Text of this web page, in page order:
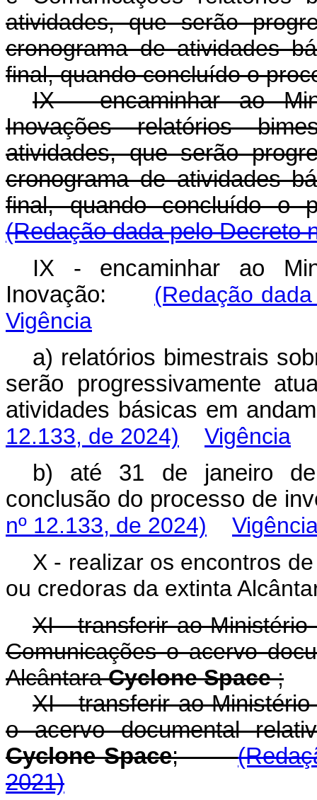
atividades, que serão
cronograma de atividades
final, quando concluído o
IX - encaminhar ao
Inovações relatórios
atividades, que serão
cronograma de atividades
final, quando
(Redação dada pelo Decreto
IX - encaminhar ao
Inovação: (Redação
Vigência
a) relatórios bimestrais
serão progressivamente
atividades básicas em
12.133, de 2024)
Vigência
b) até 31 de janeiro
conclusão do processo de
nº 12.133, de 2024)
X - realizar os encontros
ou credoras da extinta
XI - transferir ao Ministério
Comunicações o acervo
AlcântaraCyclone Space;
XI - transferir ao
o acervo documental
Cyclone Space;
2021)